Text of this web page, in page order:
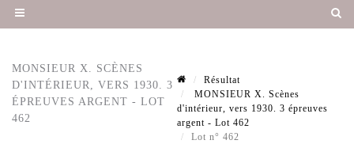
MONSIEUR X. SCÈNES
D'INTÉRIEUR, VERS 1930. 3
ÉPREUVES ARGENT - LOT
462
Résultat
MONSIEUR X. Scènes
d'intérieur, vers 1930. 3 épreuves
argent - Lot 462
Lot n° 462